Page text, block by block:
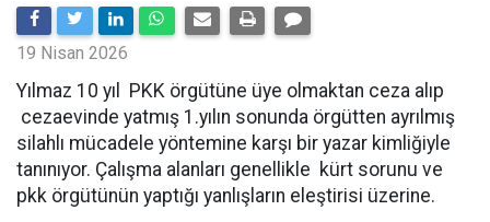
19 Nisan 2026
Yılmaz 10 yıl PKK örgütüne üye olmaktan ceza alıp
cezaevinde yatmış 1.yılın sonunda örgütten ayrılmış
silahlı mücadele yöntemine karşı bir yazar kimliğiyle
tanınıyor. Çalışma alanları genellikle kürt sorunu ve
pkk örgütünün yaptığı yanlışların eleştirisi üzerine.